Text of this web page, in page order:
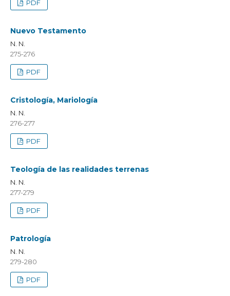
PDF
Nuevo Testamento
N. N.
275-276
PDF
Cristología, Mariología
N. N.
276-277
PDF
Teología de las realidades terrenas
N. N.
277-279
PDF
Patrología
N. N.
279-280
PDF